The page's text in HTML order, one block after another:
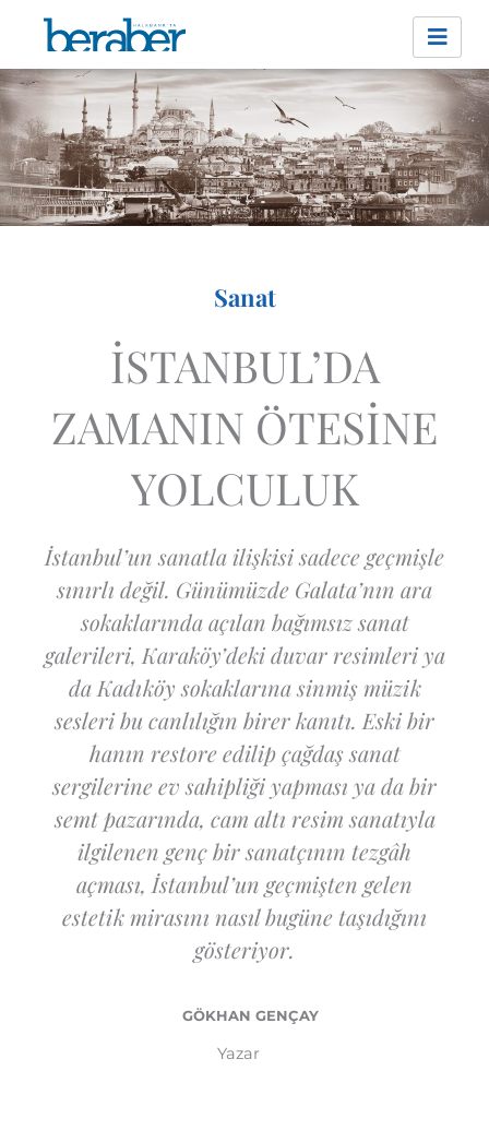
Sanat
İSTANBUL’DA
ZAMANIN ÖTESİNE
YOLCULUK
İstanbul’un sanatla ilişkisi sadece geçmişle
sınırlı değil. Günümüzde Galata’nın ara
sokaklarında açılan bağımsız sanat
galerileri, Karaköy’deki duvar resimleri ya
da Kadıköy sokaklarına sinmiş müzik
sesleri bu canlılığın birer kanıtı. Eski bir
hanın restore edilip çağdaş sanat
sergilerine ev sahipliği yapması ya da bir
semt pazarında, cam altı resim sanatıyla
ilgilenen genç bir sanatçının tezgâh
açması, İstanbul’un geçmişten gelen
estetik mirasını nasıl bugüne taşıdığını
gösteriyor.
GÖKHAN GENÇAY
Yazar